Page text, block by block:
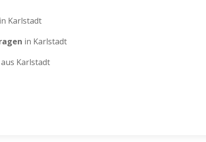
in Karlstadt
in Karlstadt
aus Karlstadt